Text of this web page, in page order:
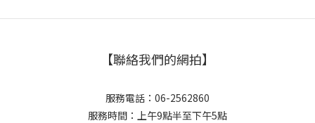
【聯絡我們的網拍】
服務電話：06-2562860
服務時間：上午9點半至下午5點